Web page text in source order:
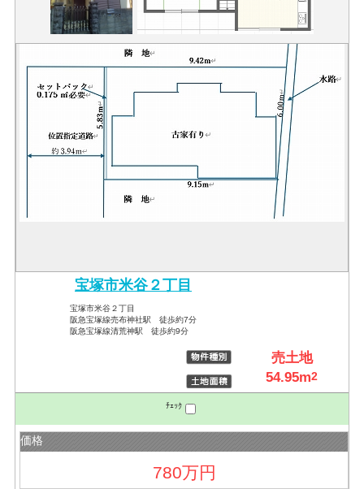
宝塚市米谷２丁目
宝塚市米谷２丁目
阪急宝塚線売布神社駅 徒歩約7分
阪急宝塚線清荒神駅 徒歩約9分
売土地
54.95m2
ﾁｪｯｸ
価格
780万円